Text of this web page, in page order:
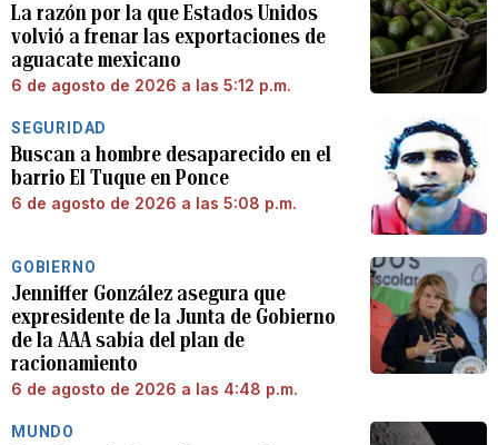
La razón por la que Estados Unidos
volvió a frenar las exportaciones de
aguacate mexicano
6 de agosto de 2026 a las 5:12 p.m.
SEGURIDAD
Buscan a hombre desaparecido en el
barrio El Tuque en Ponce
6 de agosto de 2026 a las 5:08 p.m.
GOBIERNO
Jenniffer González asegura que
expresidente de la Junta de Gobierno
de la AAA sabía del plan de
racionamiento
6 de agosto de 2026 a las 4:48 p.m.
MUNDO